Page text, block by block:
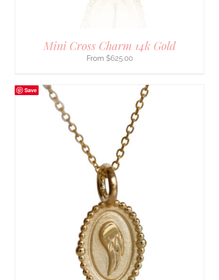
Mini Cross Charm 14k Gold
$625.00
Save